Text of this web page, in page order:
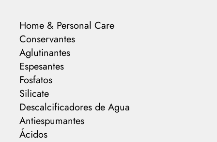
Home & Personal Care
Conservantes
Aglutinantes
Espesantes
Fosfatos
Silicate
Descalcificadores de Agua
Antiespumantes
Ácidos